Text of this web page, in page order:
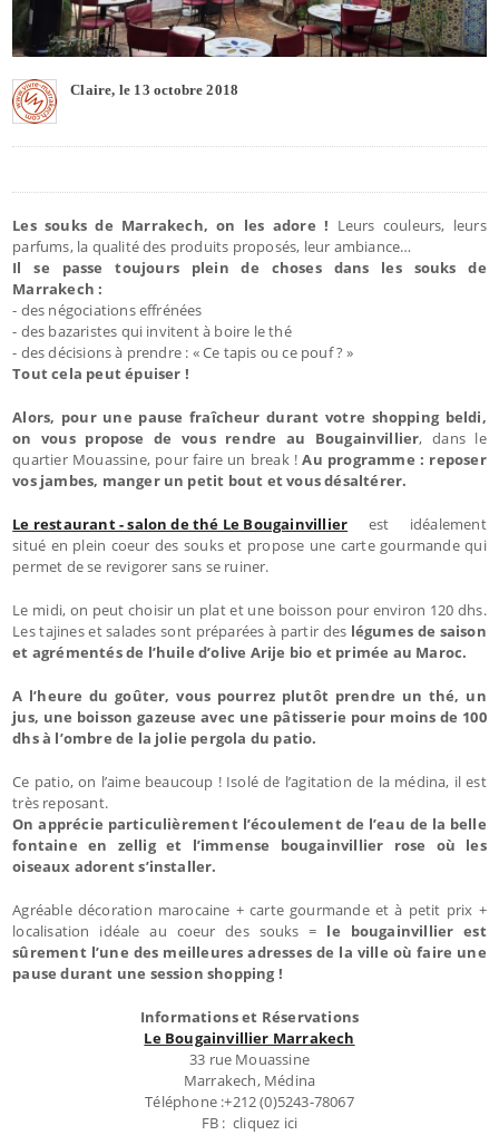
Claire, le 13 octobre 2018
Les souks de Marrakech, on les adore ! Leurs couleurs, leurs
parfums, la qualité des produits proposés, leur ambiance…
Il se passe toujours plein de choses dans les souks de
Marrakech :
- des négociations effrénées
- des bazaristes qui invitent à boire le thé
- des décisions à prendre : « Ce tapis ou ce pouf ? »
Tout cela peut épuiser !
Alors, pour une pause fraîcheur durant votre shopping beldi,
on vous propose de vous rendre au Bougainvillier, dans le
quartier Mouassine, pour faire un break ! Au programme : reposer
vos jambes, manger un petit bout et vous désaltérer.
Le restaurant - salon de thé Le Bougainvillier est idéalement
situé en plein coeur des souks et propose une carte gourmande qui
permet de se revigorer sans se ruiner.
Le midi, on peut choisir un plat et une boisson pour environ 120 dhs.
Les tajines et salades sont préparées à partir des légumes de saison
et agrémentés de l’huile d’olive Arije bio et primée au Maroc.
A l’heure du goûter, vous pourrez plutôt prendre un thé, un
jus, une boisson gazeuse avec une pâtisserie pour moins de 100
dhs à l’ombre de la jolie pergola du patio.
Ce patio, on l’aime beaucoup ! Isolé de l’agitation de la médina, il est
très reposant.
On apprécie particulièrement l’écoulement de l’eau de la belle
fontaine en zellig et l’immense bougainvillier rose où les
oiseaux adorent s’installer.
Agréable décoration marocaine + carte gourmande et à petit prix +
localisation idéale au coeur des souks = le bougainvillier est
sûrement l’une des meilleures adresses de la ville où faire une
pause durant une session shopping !
Informations et Réservations
Le Bougainvillier Marrakech
33 rue Mouassine
Marrakech, Médina
Téléphone :+212 (0)5243-78067
FB : cliquez ici